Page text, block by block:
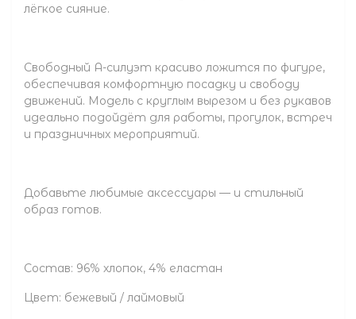
лёгкое сияние.
Свободный А-силуэт красиво ложится по фигуре,
обеспечивая комфортную посадку и свободу
движений. Модель с круглым вырезом и без рукавов
идеально подойдёт для работы, прогулок, встреч
и праздничных мероприятий.
Добавьте любимые аксессуары — и стильный
образ готов.
Состав: 96% хлопок, 4% еластан
Цвет: бежевый / лаймовый